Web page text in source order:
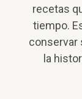
recetas
tiempo.
conservar
la